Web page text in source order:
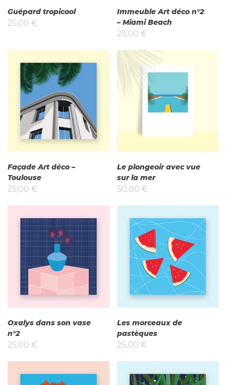
Guépard tropicool
25,00 €
Immeuble Art déco n°2
– Miami Beach
25,00 €
Façade Art déco –
Toulouse
25,00 €
Le plongeoir avec vue
sur la mer
50,00 €
Oxalys dans son vase
n°2
25,00 €
Les morceaux de
pastèques
25,00 €